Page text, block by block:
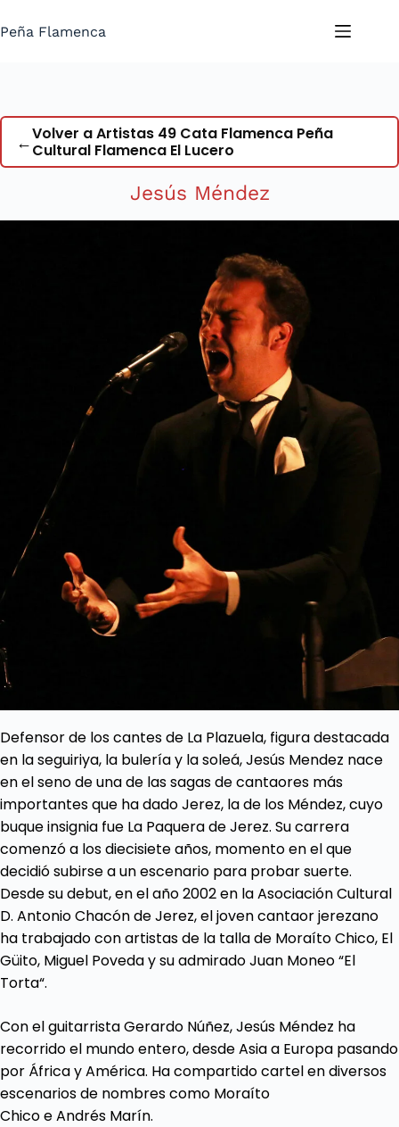
al
Peña Flamenca
←Volver a Artistas 49 Cata Flamenca Peña
Cultural Flamenca El Lucero
Jesús Méndez
Defensor de los cantes de La Plazuela, figura destacada
en la seguiriya, la bulería y la soleá, Jesús Mendez nace
en el seno de una de las sagas de cantaores más
importantes que ha dado Jerez, la de los Méndez, cuyo
buque insignia fue La Paquera de Jerez. Su carrera
comenzó a los diecisiete años, momento en el que
decidió subirse a un escenario para probar suerte.
Desde su debut, en el año 2002 en la Asociación Cultural
D. Antonio Chacón de Jerez, el joven cantaor jerezano
ha trabajado con artistas de la talla de Moraíto Chico, El
Güito, Miguel Poveda y su admirado Juan Moneo “El
Torta“.
Con el guitarrista Gerardo Núñez, Jesús Méndez ha
recorrido el mundo entero, desde Asia a Europa pasando
por África y América. Ha compartido cartel en diversos
escenarios de nombres como Moraíto
Chico e Andrés Marín.